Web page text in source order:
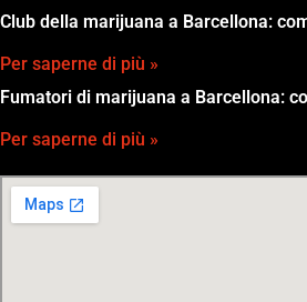
Club della marijuana a Barcellona:
Per saperne di più »
Fumatori di marijuana a Barcellona:
Per saperne di più »